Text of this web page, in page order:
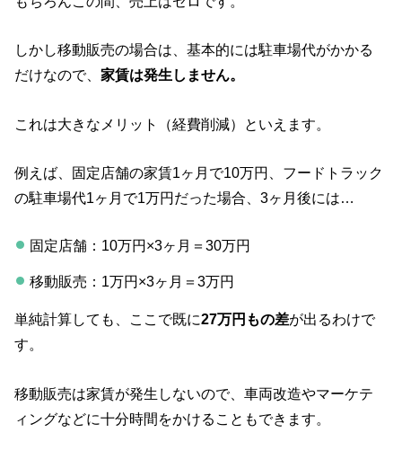
しかし移動販売の場合は、基本的には駐車場代がかかる
だけなので、家賃は発生しません。
これは大きなメリット（経費削減）といえます。
例えば、固定店舗の家賃1ヶ月で10万円、フードトラック
の駐車場代1ヶ月で1万円だった場合、3ヶ月後には…
固定店舗：10万円×3ヶ月＝30万円
移動販売：1万円×3ヶ月＝3万円
単純計算しても、ここで既に27万円もの差が出るわけで
す。
移動販売は家賃が発生しないので、車両改造やマーケテ
ィングなどに十分時間をかけることもできます。